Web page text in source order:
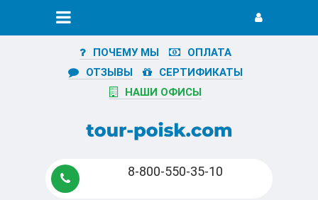
ПОЧЕМУ МЫ
ОПЛАТА
ОТЗЫВЫ
СЕРТИФИКАТЫ
НАШИ ОФИСЫ
8-800-550-35-10